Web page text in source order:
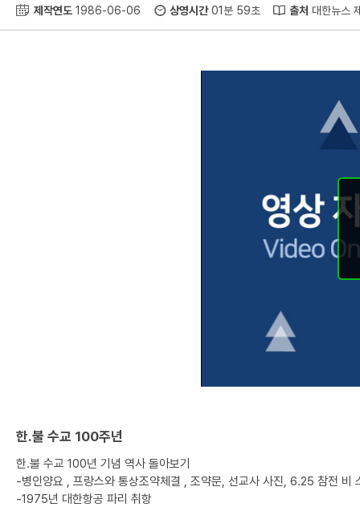
제작연도 1986-06-06 상영시간01분 59초 출처 대한뉴스
한.불 수교 100주년
한.불 수교 100년 기념 역사 돌아보기
-병인양요 , 프랑스와 통상조약체결 , 조약문, 선교사 사진, 6.25 참전 비
-1975년 대한항공 파리 취항